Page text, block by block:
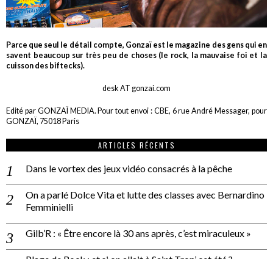
Parce que seul le détail compte, Gonzaï est le magazine des gens qui en
savent beaucoup sur très peu de choses (le rock, la mauvaise foi et la
cuisson des biftecks).
desk AT gonzai.com
Edité par GONZAÏ MEDIA. Pour tout envoi : CBE, 6 rue André Messager, pour
GONZAÏ, 75018 Paris
ARTICLES RÉCENTS
Dans le vortex des jeux vidéo consacrés à la pêche
On a parlé Dolce Vita et lutte des classes avec Bernardino
Femminielli
Gilb’R : « Être encore là 30 ans après, c’est miraculeux »